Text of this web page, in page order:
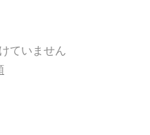
ていません